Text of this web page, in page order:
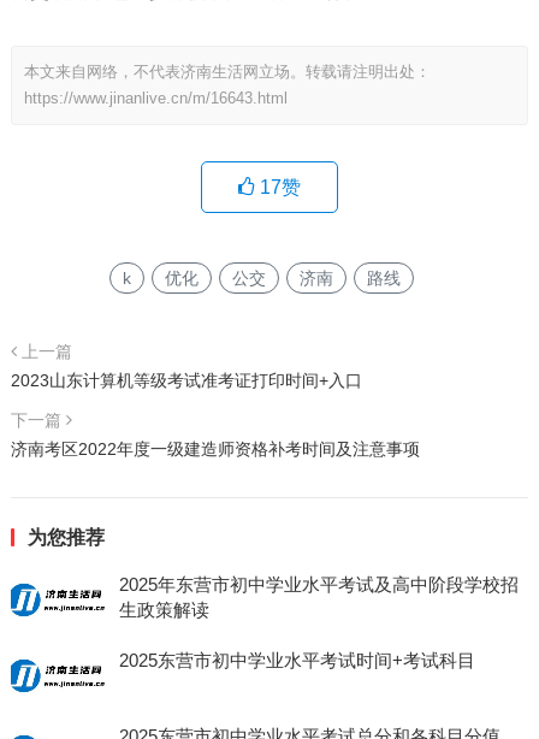
本文来自网络，不代表济南生活网立场。转载请注明出处：
https://www.jinanlive.cn/m/16643.html
17赞
k 优化 公交 济南 路线
上一篇
2023山东计算机等级考试准考证打印时间+入口
下一篇
济南考区2022年度一级建造师资格补考时间及注意事项
为您推荐
2025年东营市初中学业水平考试及高中阶段学校招
生政策解读
2025东营市初中学业水平考试时间+考试科目